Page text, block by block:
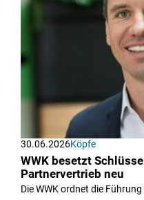
30.06.2026Köpfe
WWK besetzt
Partnervertrieb neu
Die WWK ordnet die